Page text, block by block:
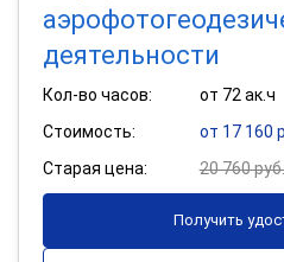
деятельности
Кол-во часов:
от 72 ак.ч
Стоимость:
от 17 160
Старая цена:
20 760 руб.
Получить